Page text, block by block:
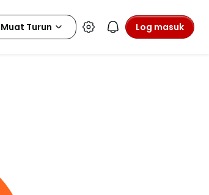
Log masuk